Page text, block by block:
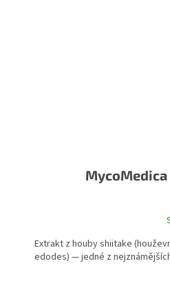
Extrakt z houby shiitake
edodes) — jedné z